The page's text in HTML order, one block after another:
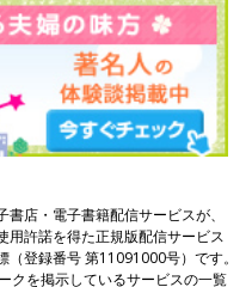
店・電子書籍配信サービスが、
用許諾を得た正規版配信サービス
登録番号 第11091000号）です。
クを掲示しているサービスの一覧